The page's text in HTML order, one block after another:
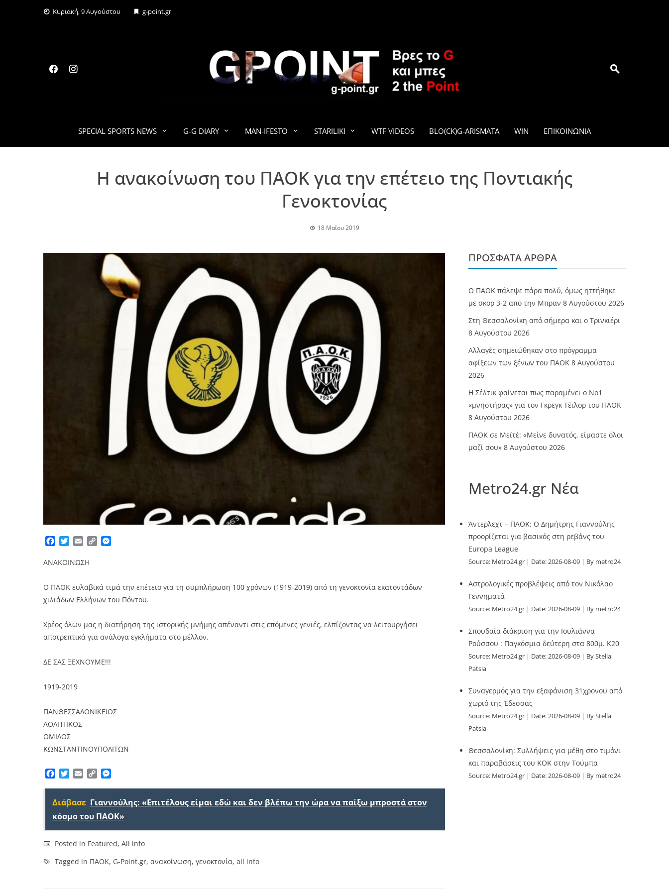
Κυριακή, 9 Αυγούστου g-point.gr
G-POINT.GR
SPECIAL SPORTS NEWS G-G DIARY MAN-IFESTO STARILIKI WTF VIDEOS BLO(CK)G-ARISMATA WIN ΕΠΙΚΟΙΝΩΝΊΑ
H ανακοίνωση του ΠΑΟΚ για την επέτειο της Ποντιακής
Γενοκτονίας
18 Μαΐου 2019
Facebook
TwitterEmailCopy
ΑΝΑΚΟΙΝΩΣΗ
Ο ΠΑΟΚ ευλαβικά τιμά την επέτειο για τη συμπλήρωση 100 χρόνων (1919-2019) από τη γενοκτονία εκατοντάδων
χιλιάδων Ελλήνων του Πόντου.
Χρέος όλων μας η διατήρηση της ιστορικής μνήμης απέναντι στις επόμενες γενιές, ελπίζοντας να λειτουργήσει
αποτρεπτικά για ανάλογα εγκλήματα στο μέλλον.
ΔΕ ΣΑΣ ΞΕΧΝΟΥΜΕ!!!
1919-2019
ΠΑΝΘΕΣΣΑΛΟΝΙΚΕΙΟΣ
ΑΘΛΗΤΙΚΟΣ
ΟΜΙΛΟΣ
ΚΩΝΣΤΑΝΤΙΝΟΥΠΟΛΙΤΩΝ
Facebook
TwitterEmailCopy
Διάβασε Γιαννούλης: «Επιτέλους είμαι εδώ και δεν βλέπω την ώρα να παίξω μπροστά στον
κόσμο του ΠΑΟΚ»
Posted in Featured, All info
Tagged in ΠΑΟΚ, G-Point.gr, ανακοίνωση, γενοκτονία, all info
ΠΡΌΣΦΑΤΑ ΆΡΘΡΑ
Ο ΠΑΟΚ πάλεψε πάρα πολύ, όμως ηττήθηκε
με σκορ 3-2 από την Μπραν 8 Αυγούστου 2026
Στη Θεσσαλονίκη από σήμερα και ο Τρινκιέρι
8 Αυγούστου 2026
Αλλαγές σημειώθηκαν στο πρόγραμμα
αφίξεων των ξένων του ΠΑΟΚ 8 Αυγούστου
2026
Η Σέλτικ φαίνεται πως παραμένει ο Νο1
«μνηστήρας» για τον Γκρεγκ Τέιλορ του ΠΑΟΚ
8 Αυγούστου 2026
ΠΑΟΚ σε Μεϊτέ: «Μείνε δυνατός, είμαστε όλοι
μαζί σου» 8 Αυγούστου 2026
Metro24.gr Νέα
Άντερλεχτ – ΠΑΟΚ: Ο Δημήτρης Γιαννούλης
προορίζεται για βασικός στη ρεβάνς του
Europa League
Source: Metro24.gr Date: 2026-08-09 By metro24
Αστρολογικές προβλέψεις από τον Νικόλαο
Γεννηματά
Source: Metro24.gr Date: 2026-08-09 By metro24
Σπουδαία διάκριση για την Ιουλιάννα
Ρούσσου : Παγκόσμια δεύτερη στα 800μ. Κ20
Source: Metro24.gr Date: 2026-08-09
By Stella
Patsia
Συναγερμός για την εξαφάνιση 31χρονου από
χωριό της Έδεσσας
Source: Metro24.gr Date: 2026-08-09
By Stella
Patsia
Θεσσαλονίκη: Συλλήψεις για μέθη στο τιμόνι
και παραβάσεις του ΚΟΚ στην Τούμπα
Source: Metro24.gr Date: 2026-08-09 By metro24